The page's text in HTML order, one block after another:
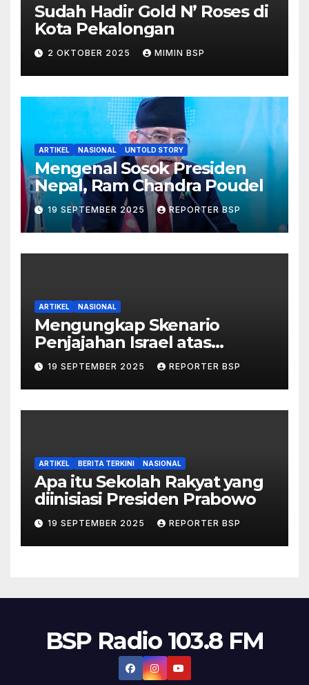
Sudah Hadir Gold N’ Roses di
Kota Pekalongan
2 OKTOBER 2025 MIMIN BSP
ARTIKEL NASIONAL UNTOLD STORY
Mengenal Sosok Presiden
Nepal, Ram Chandra Poudel
19 SEPTEMBER 2025 REPORTER BSP
ARTIKEL NASIONAL
Mengungkap Skenario
Penjajahan Israel atas
Palestina dalam Buku Ilan
Pappé
19 SEPTEMBER 2025 REPORTER BSP
ARTIKEL BERITA TERKINI NASIONAL
Apa itu Sekolah Rakyat yang
diinisiasi Presiden Prabowo
19 SEPTEMBER 2025 REPORTER BSP
BSP Radio 103.8 FM